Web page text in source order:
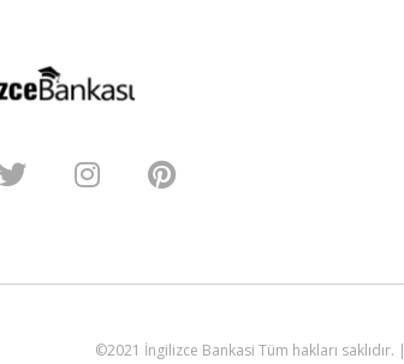
©2021 İngilizce Bankasi Tüm hakları saklıdır. |